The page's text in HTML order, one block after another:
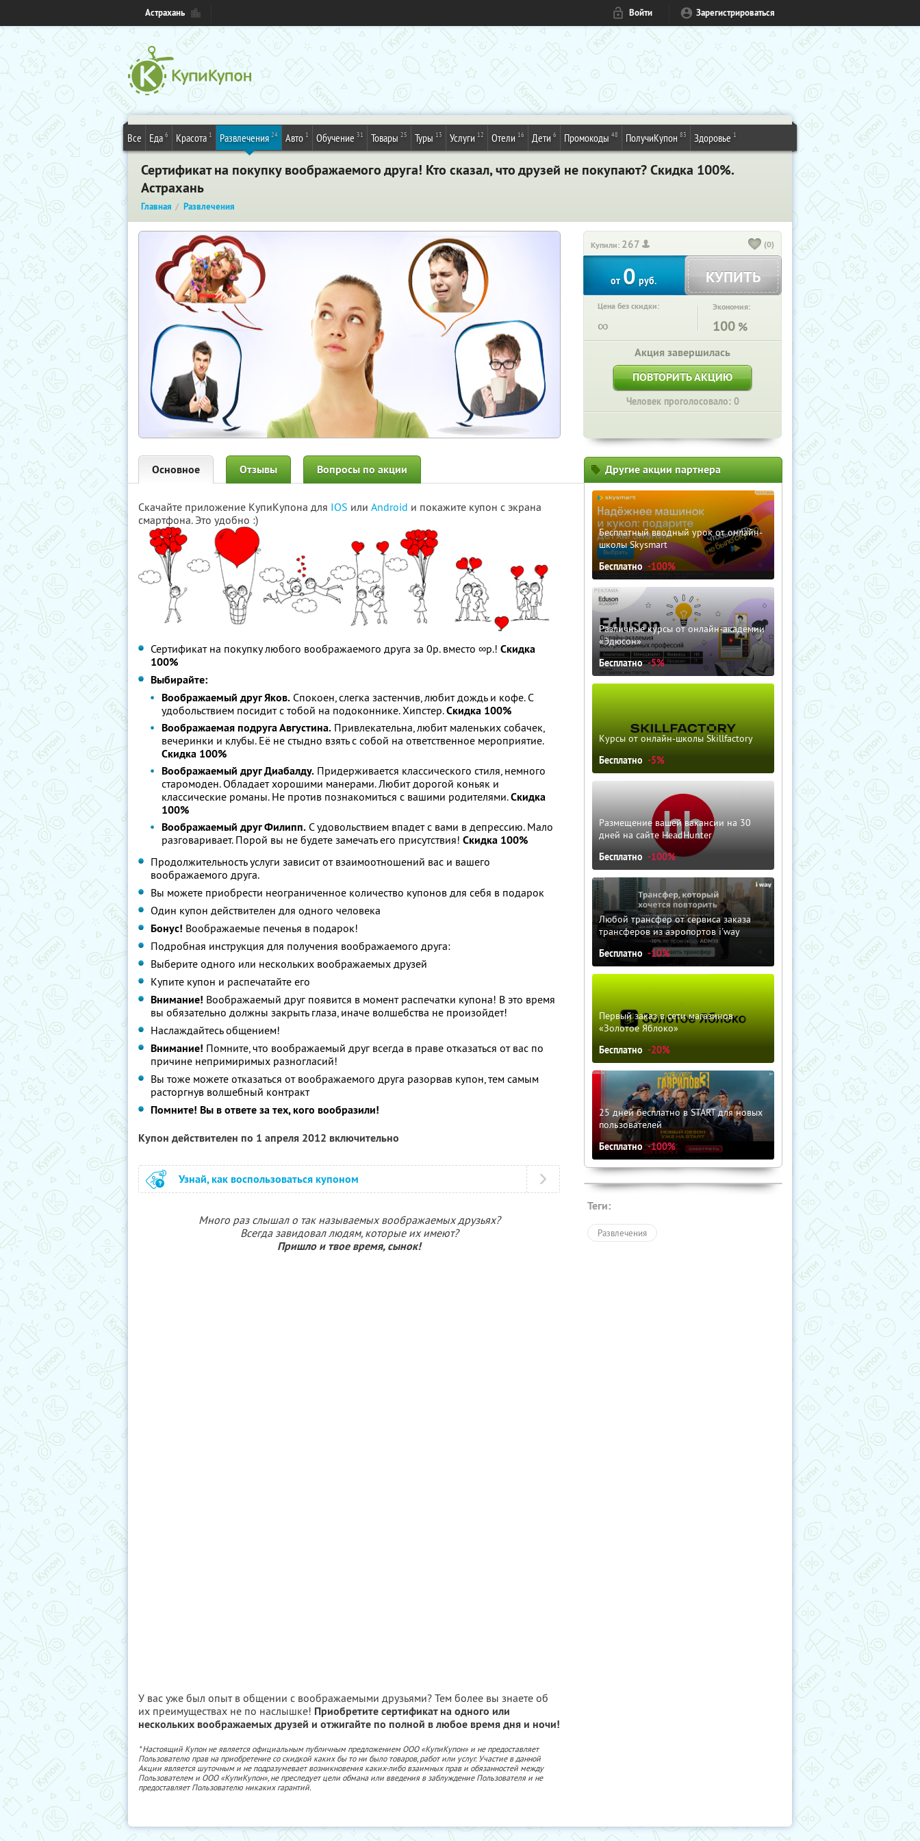
Астрахань Войти Зарегистрироваться
Все Еда 6 Красота 1 Развлечения 24 Авто 1 Обучение 31 Товары 25 Туры 13 Услуги 12 Отели 16 Дети 6 Промокоды 48 ПолучиКупон 83 Здоровье 1
Сертификат на покупку воображаемого друга! Кто сказал, что друзей не покупают? Скидка 100%.
Астрахань
Главная Развлечения
Купили: 267 (0)
от0 руб. КУПИТЬ
Цена без скидки:
∞
Экономия:
100 %
Акция завершилась
ПОВТОРИТЬ АКЦИЮ
Человек проголосовало: 0
Основное Отзывы Вопросы по акции
Скачайте приложение КупиКупона для IOS или Android и покажите купон с экрана
смартфона. Это удобно :)
Сертификат на покупку любого воображаемого друга за 0р. вместо ∞р.! Скидка
100%
Выбирайте:
Воображаемый друг Яков. Спокоен, слегка застенчив, любит дождь и кофе. С
удобольствием посидит с тобой на подоконнике. Хипстер.Скидка 100%
Воображаемая подруга Августина. Привлекательна, любит маленьких собачек,
вечеринки и клубы. Её не стыдно взять с собой на ответственное мероприятие.
Скидка 100%
Воображаемый друг Диабалду. Придерживается классического стиля, немного
старомоден. Обладает хорошими манерами. Любит дорогой коньяк и
классические романы. Не против познакомиться с вашими родителями.Скидка
100%
Воображаемый друг Филипп. С удовольствием впадет с вами в депрессию. Мало
разговаривает. Порой вы не будете замечать его присутствия! Скидка 100%
Продолжительность услуги зависит от взаимоотношений вас и вашего
воображаемого друга.
Вы можете приобрести неограниченное количество купонов для себя в подарок
Один купон действителен для одного человека
Бонус! Воображаемые печенья в подарок!
Подробная инструкция для получения воображаемого друга:
Выберите одного или нескольких воображаемых друзей
Купите купон и распечатайте его
Внимание! Воображаемый друг появится в момент распечатки купона! В это время
вы обязательно должны закрыть глаза, иначе волшебства не произойдет!
Наслаждайтесь общением!
Внимание! Помните, что воображаемый друг всегда в праве отказаться от вас по
причине непримиримых разногласий!
Вы тоже можете отказаться от воображаемого друга разорвав купон, тем самым
расторгнув волшебный контракт
Помните! Вы в ответе за тех, кого вообразили!
Купон действителен по 1 апреля 2012 включительно
Узнай, как воспользоваться купоном
Много раз слышал о так называемых воображаемых друзьях?
Всегда завидовал людям, которые их имеют?
Пришло и твое время, сынок!
У вас уже был опыт в общении с воображаемыми друзьями? Тем более вы знаете об
их преимуществах не по наслышке! Приобретите сертификат на одного или
нескольких воображаемых друзей и отжигайте по полной в любое время дня и ночи!
* Настоящий Купон не является официальным публичным предложением ООО «КупиКупон» и не предоставляет
Пользователю прав на приобретение со скидкой каких бы то ни было товаров, работ или услуг. Участие в данной
Акции является шуточным и не подразумевает возникновения каких-либо взаимных прав и обязанностей между
Пользователем и ООО «КупиКупон», не преследует цели обмана или введения в заблуждение Пользователя и не
предоставляет Пользователю никаких гарантий.
Другие акции партнера
Бесплатный вводный урок от онлайн-
школы Skysmart
Бесплатно -100%
Различные курсы от онлайн-академии
«Эдюсон»
Бесплатно -5%
Курсы от онлайн-школы Skillfactory
Бесплатно -5%
Размещение вашей вакансии на 30
дней на сайте HeadHunter
Бесплатно -100%
Любой трансфер от сервиса заказа
трансферов из аэропортов i'way
Бесплатно -10%
Первый заказ в сети магазинов
«Золотое Яблоко»
Бесплатно -20%
25 дней бесплатно в START для новых
пользователей
Бесплатно -100%
Теги:
Развлечения